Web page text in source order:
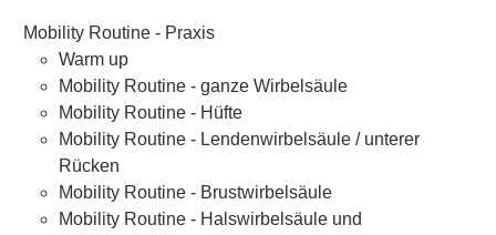
Mobility Routine - Praxis
Warm up
Mobility Routine - ganze Wirbelsäule
Mobility Routine - Hüfte
Mobility Routine - Lendenwirbelsäule / unterer
Rücken
Mobility Routine - Brustwirbelsäule
Mobility Routine - Halswirbelsäule und